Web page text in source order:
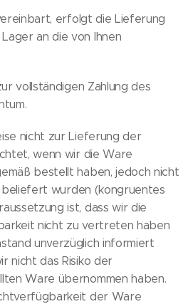
erfolgt die Lieferung
an die von Ihnen
vollständigen Zahlung des
nicht zur Lieferung der
wenn wir die Ware
bestellt haben, jedoch nicht
wurden (kongruentes
ist, dass wir die
nicht zu vertreten haben
unverzüglich informiert
nicht das Risiko der
Ware übernommen haben.
der Ware